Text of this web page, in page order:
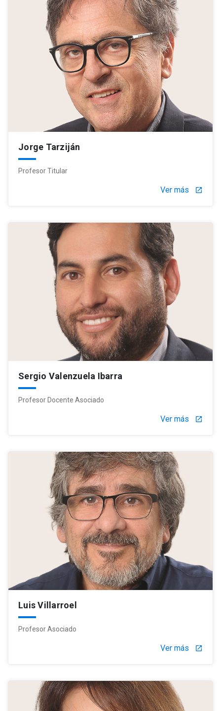
Jorge Tarziján
Profesor Titular
Ver más launch
Sergio Valenzuela Ibarra
Profesor Docente Asociado
Ver más launch
Luis Villarroel
Profesor Asociado
Ver más launch